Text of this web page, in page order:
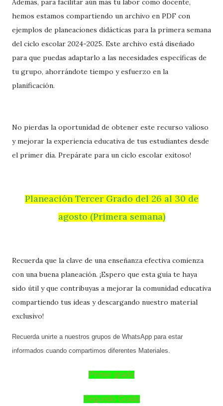
Además, para facilitar aún más tu labor como docente,
hemos estamos compartiendo un archivo en PDF con
ejemplos de planeaciones didácticas para la primera semana
del ciclo escolar 2024-2025. Este archivo está diseñado
para que puedas adaptarlo a las necesidades específicas de
tu grupo, ahorrándote tiempo y esfuerzo en la
planificación.
No pierdas la oportunidad de obtener este recurso valioso
y mejorar la experiencia educativa de tus estudiantes desde
el primer día. Prepárate para un ciclo escolar exitoso!
Planeación Tercer Grado del 26 al 30 de
agosto (Primera semana)
Recuerda que la clave de una enseñanza efectiva comienza
con una buena planeación. ¡Espero que esta guía te haya
sido útil y que contribuyas a mejorar la comunidad educativa
compartiendo tus ideas y descargando nuestro material
exclusivo!
Recuerda unirte a nuestros grupos de WhatsApp para estar
informados cuando compartimos diferentes Materiales.
Primer grado
Segundo Grado